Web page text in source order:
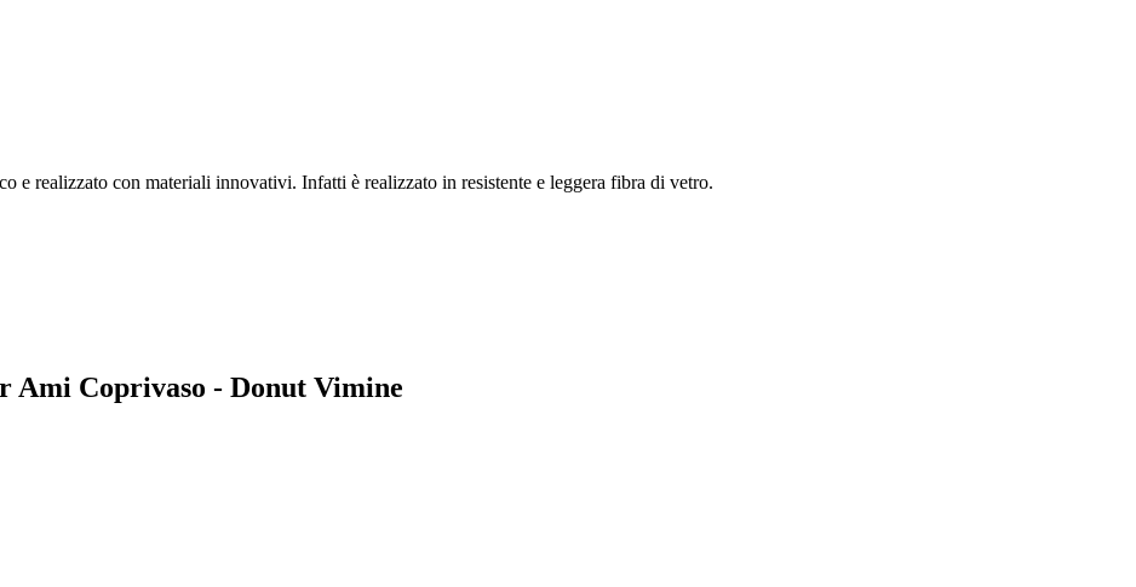
e realizzato con materiali innovativi. Infatti è realizzato in resistente e leggera fibra di vetro.
Ami Coprivaso - Donut Vimine